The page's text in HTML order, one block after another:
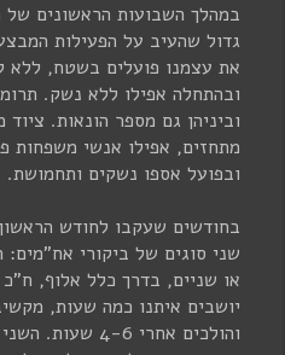
במהלך השבועות הראשונים
גדול שהעיב על הפעילות
את עצמנו פועלים בשטח, ללא
ובהתחלה אפילו ללא נשק.
וביניהן גם מספר הונאות. ציוד
מתחזים, אפילו אנשי משפחות
ובפועל אספו נשקים ותחמושת.
בחודשים שעקבו לחודש
שני סוגים של ביקורי
או שניים, בדרך כלל אלוף,
יושבים איתנו כמה שעות,
והולכים אחרי